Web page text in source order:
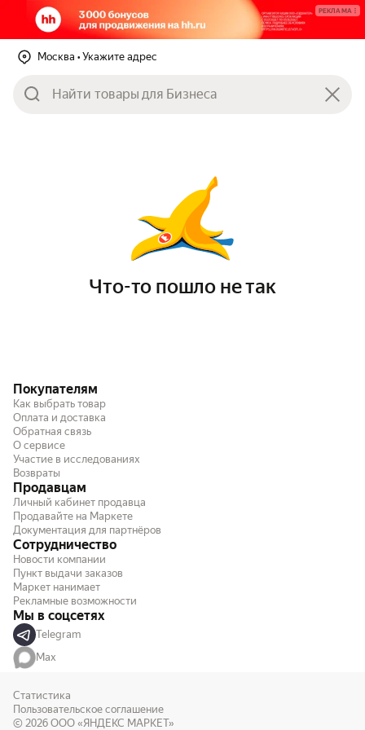
РЕКЛАМА
Москва • Укажите адрес
Что-то пошло не так
Покупателям
Как выбрать товар
Оплата и доставка
Обратная связь
О сервисе
Участие в исследованиях
Возвраты
Продавцам
Личный кабинет продавца
Продавайте на Маркете
Документация для партнёров
Сотрудничество
Новости компании
Пункт выдачи заказов
Маркет нанимает
Рекламные возможности
Мы в соцсетях
Telegram
Max
Статистика
Пользовательское соглашение
© 2026 ООО «ЯНДЕКС МАРКЕТ»